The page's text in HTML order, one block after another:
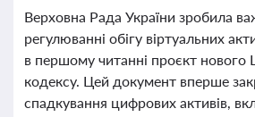
Верховна Рада України зробила
регулюванні обігу віртуальних
в першому читанні проєкт нового
кодексу. Цей документ вперше
спадкування цифрових активів,